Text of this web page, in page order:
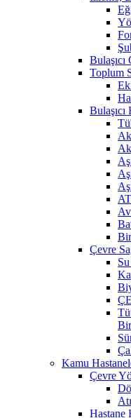
Toplum
Çevre
Kamu
Çevre
Hastane